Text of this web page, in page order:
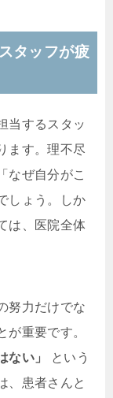
タッフが疲
当するスタッ
ます。理不尽
なぜ自分がこ
しょう。しか
は、医院全体
努力だけでな
が重要です。
ない」
という
、患者さんと